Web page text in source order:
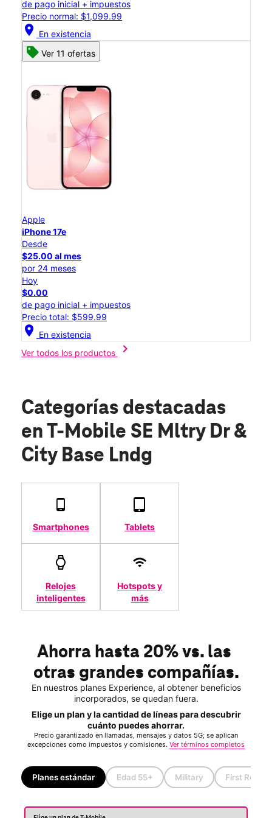
de pago inicial + impuestos
Precio normal: $1,099.99
location_on En existencia
Ver 11 ofertas
Apple
iPhone 17e
Desde
$25.00 al mes
por 24 meses
Hoy
$0.00
de pago inicial + impuestos
Precio total: $599.99
location_on En existencia
Ver todos los productos
chevron_right
Categorías destacadas
en T-Mobile SE Mltry Dr &
City Base Lndg
Smartphones Tablets
Relojes
inteligentes
Hotspots y
más